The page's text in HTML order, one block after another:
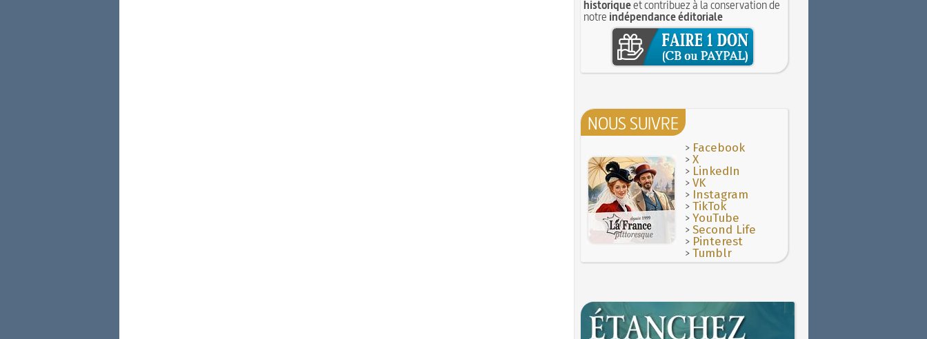
historiqueet contribuez à la conservation de
notre indépendance éditoriale
NOUS SUIVRE
> Facebook
>X
> LinkedIn
>VK
> Instagram
>TikTok
>YouTube
>Second Life
> Pinterest
>Tumblr